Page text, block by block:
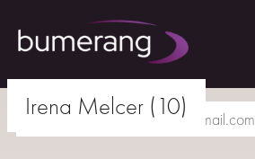
AKTORKI
content
agencjabumerang@gmail.com
Irena Melcer (10)